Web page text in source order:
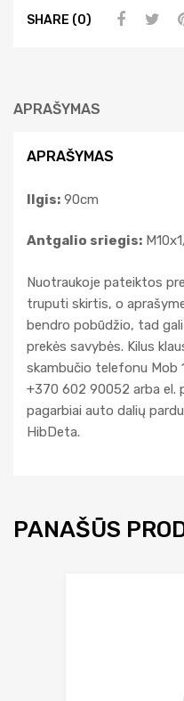
SHARE (0)
APRAŠYMAS
APRAŠYMAS
Ilgis: 90cm
Antgalio sriegis:
Nuotraukoje pateiktos
truputi skirtis, o
bendro pobūdžio, tad
prekės savybės. Kilus
skambučio telefonu Mob
+370 602 90052 arba el.
pagarbiai auto dalių
HibDeta.
PANAŠŪS